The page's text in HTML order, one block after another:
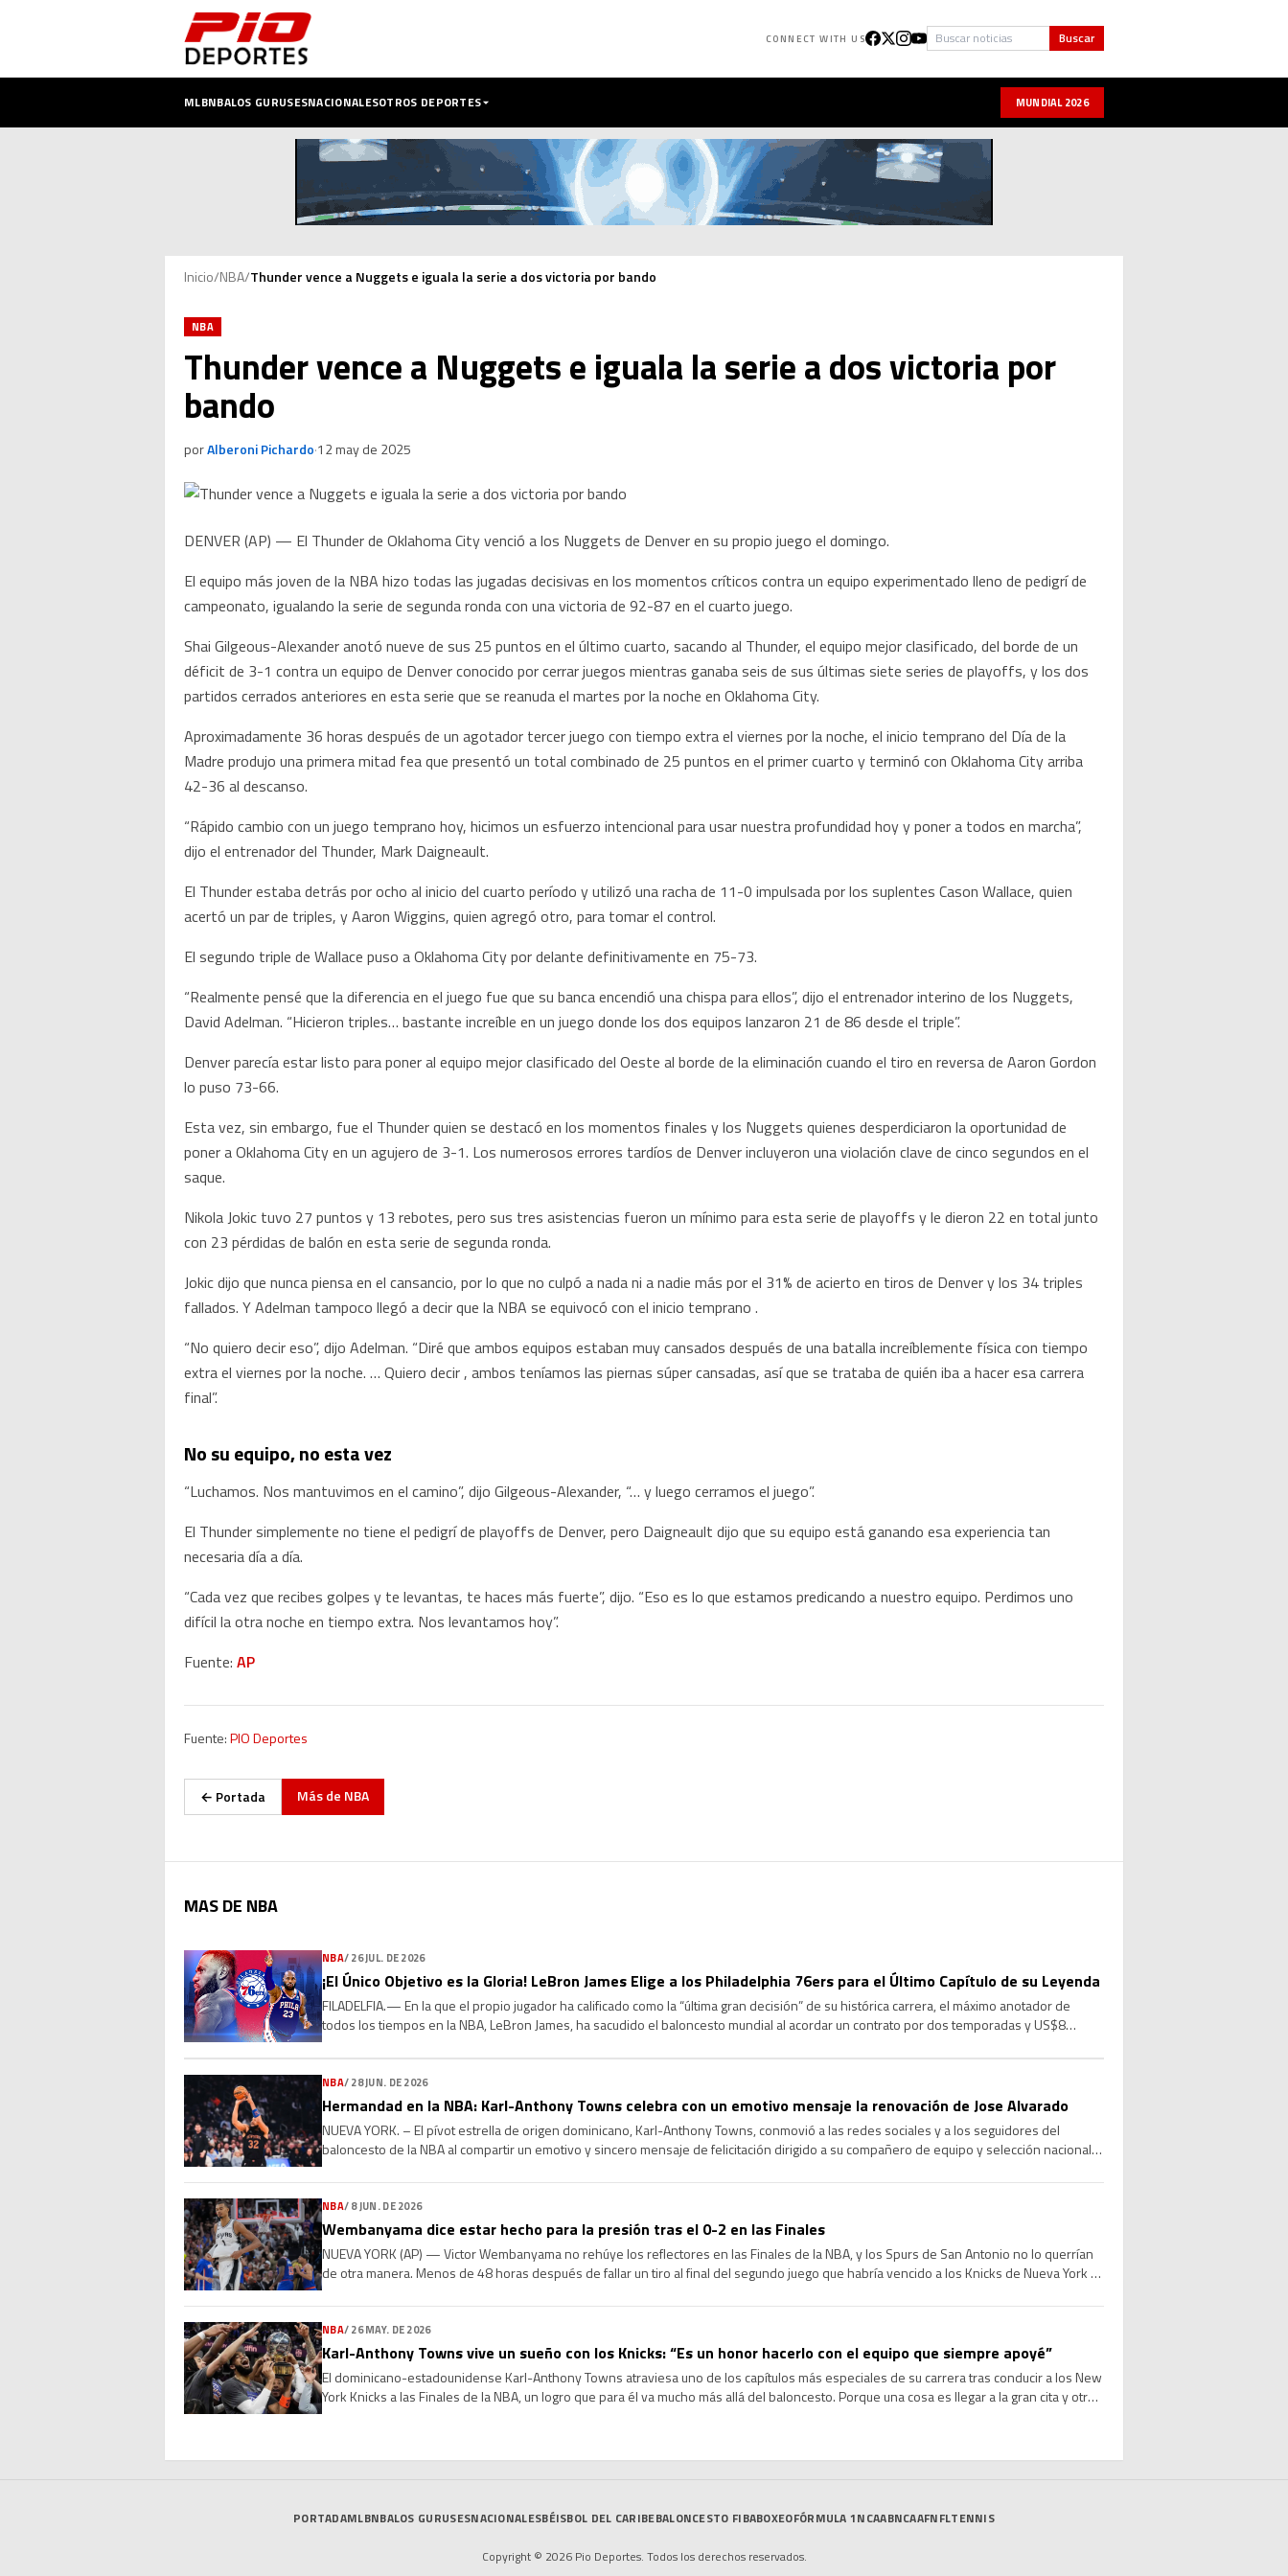
CONNECT WITH US Buscar Buscar
MLBNBALOS GURUSESNACIONALESOTROS DEPORTES MUNDIAL 2026
Inicio/NBA/Thunder vence a Nuggets e iguala la serie a dos victoria por bando
NBA
Thunder vence a Nuggets e iguala la serie a dos victoria por
bando
porAlberoni Pichardo·12 may de 2025
DENVER (AP) — El Thunder de Oklahoma City venció a los Nuggets de Denver en su propio juego el domingo.
El equipo más joven de la NBA hizo todas las jugadas decisivas en los momentos críticos contra un equipo experimentado lleno de pedigrí de
campeonato, igualando la serie de segunda ronda con una victoria de 92-87 en el cuarto juego.
Shai Gilgeous-Alexander anotó nueve de sus 25 puntos en el último cuarto, sacando al Thunder, el equipo mejor clasificado, del borde de un
déficit de 3-1 contra un equipo de Denver conocido por cerrar juegos mientras ganaba seis de sus últimas siete series de playoffs, y los dos
partidos cerrados anteriores en esta serie que se reanuda el martes por la noche en Oklahoma City.
Aproximadamente 36 horas después de un agotador tercer juego con tiempo extra el viernes por la noche, el inicio temprano del Día de la
Madre produjo una primera mitad fea que presentó un total combinado de 25 puntos en el primer cuarto y terminó con Oklahoma City arriba
42-36 al descanso.
“Rápido cambio con un juego temprano hoy, hicimos un esfuerzo intencional para usar nuestra profundidad hoy y poner a todos en marcha”,
dijo el entrenador del Thunder, Mark Daigneault.
El Thunder estaba detrás por ocho al inicio del cuarto período y utilizó una racha de 11-0 impulsada por los suplentes Cason Wallace, quien
acertó un par de triples, y Aaron Wiggins, quien agregó otro, para tomar el control.
El segundo triple de Wallace puso a Oklahoma City por delante definitivamente en 75-73.
“Realmente pensé que la diferencia en el juego fue que su banca encendió una chispa para ellos”, dijo el entrenador interino de los Nuggets,
David Adelman. “Hicieron triples… bastante increíble en un juego donde los dos equipos lanzaron 21 de 86 desde el triple”.
Denver parecía estar listo para poner al equipo mejor clasificado del Oeste al borde de la eliminación cuando el tiro en reversa de Aaron Gordon
lo puso 73-66.
Esta vez, sin embargo, fue el Thunder quien se destacó en los momentos finales y los Nuggets quienes desperdiciaron la oportunidad de
poner a Oklahoma City en un agujero de 3-1. Los numerosos errores tardíos de Denver incluyeron una violación clave de cinco segundos en el
saque.
Nikola Jokic tuvo 27 puntos y 13 rebotes, pero sus tres asistencias fueron un mínimo para esta serie de playoffs y le dieron 22 en total junto
con 23 pérdidas de balón en esta serie de segunda ronda.
Jokic dijo que nunca piensa en el cansancio, por lo que no culpó a nada ni a nadie más por el 31% de acierto en tiros de Denver y los 34 triples
fallados. Y Adelman tampoco llegó a decir que la NBA se equivocó con el inicio temprano .
“No quiero decir eso”, dijo Adelman. “Diré que ambos equipos estaban muy cansados después de una batalla increíblemente física con tiempo
extra el viernes por la noche. … Quiero decir , ambos teníamos las piernas súper cansadas, así que se trataba de quién iba a hacer esa carrera
final”.
No su equipo, no esta vez
“Luchamos. Nos mantuvimos en el camino”, dijo Gilgeous-Alexander, “… y luego cerramos el juego”.
El Thunder simplemente no tiene el pedigrí de playoffs de Denver, pero Daigneault dijo que su equipo está ganando esa experiencia tan
necesaria día a día.
“Cada vez que recibes golpes y te levantas, te haces más fuerte”, dijo. “Eso es lo que estamos predicando a nuestro equipo. Perdimos uno
difícil la otra noche en tiempo extra. Nos levantamos hoy”.
Fuente: AP
Fuente:PIO Deportes
← Portada Más de NBA
MAS DE NBA
NBA/26 JUL. DE 2026
¡El Único Objetivo es la Gloria! LeBron James Elige a los Philadelphia 76ers para el Último Capítulo de su Leyenda
FILADELFIA.— En la que el propio jugador ha calificado como la “última gran decisión” de su histórica carrera, el máximo anotador de
todos los tiempos en la NBA, LeBron James, ha sacudido el baloncesto mundial al acordar un contrato por dos temporadas y US$8
NBA/28 JUN. DE 2026
Hermandad en la NBA: Karl-Anthony Towns celebra con un emotivo mensaje la renovación de Jose Alvarado
NUEVA YORK. – El pívot estrella de origen dominicano, Karl-Anthony Towns, conmovió a las redes sociales y a los seguidores del
baloncesto de la NBA al compartir un emotivo y sincero mensaje de felicitación dirigido a su compañero de equipo y selección nacional,
NBA/8 JUN. DE 2026
Wembanyama dice estar hecho para la presión tras el 0-2 en las Finales
NUEVA YORK (AP) — Victor Wembanyama no rehúye los reflectores en las Finales de la NBA, y los Spurs de San Antonio no lo querrían
de otra manera. Menos de 48 horas después de fallar un tiro al final del segundo juego que habría vencido a los Knicks de Nueva York e
NBA/26 MAY. DE 2026
Karl-Anthony Towns vive un sueño con los Knicks: “Es un honor hacerlo con el equipo que siempre apoyé”
El dominicano-estadounidense Karl-Anthony Towns atraviesa uno de los capítulos más especiales de su carrera tras conducir a los New
York Knicks a las Finales de la NBA, un logro que para él va mucho más allá del baloncesto. Porque una cosa es llegar a la gran cita y otra
PORTADAMLBNBALOS GURUSESNACIONALESBÉISBOL DEL CARIBEBALONCESTO FIBABOXEOFÓRMULA 1NCAABNCAAFNFLTENNIS
Copyright © 2026 Pio Deportes. Todos los derechos reservados.